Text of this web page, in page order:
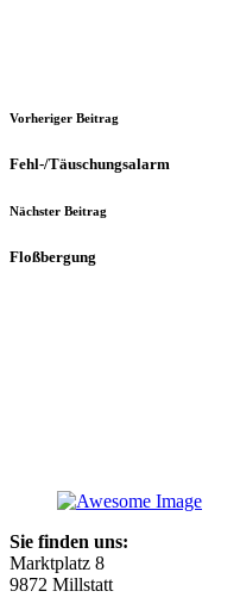
Vorheriger Beitrag
Fehl-/Täuschungsalarm
Nächster Beitrag
Floßbergung
Sie finden uns:
Marktplatz 8
9872 Millstatt